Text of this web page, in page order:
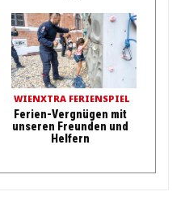
WIENXTRA FERIENSPIEL
Ferien-Vergnügen mit
unseren Freunden und
Helfern